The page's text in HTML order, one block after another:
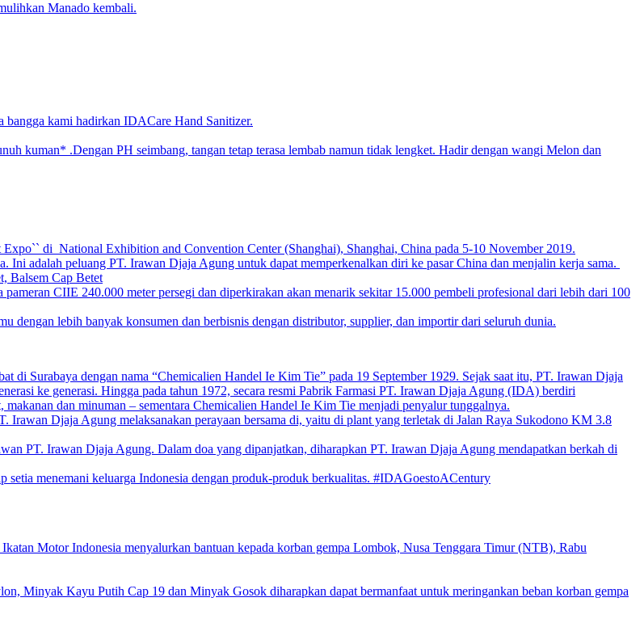
Manado kembali.
bangga kami hadirkan IDACare Hand Sanitizer.
kuman* .Dengan PH seimbang, tangan tetap terasa lembab namun tidak lengket. Hadir dengan wangi Melon dan
di National Exhibition and Convention Center (Shanghai), Shanghai, China pada 5-10 November 2019.
adalah peluang PT. Irawan Djaja Agung untuk dapat memperkenalkan diri ke pasar China dan menjalin kerja sama.
Balsem Cap Betet
CIIE 240.000 meter persegi dan diperkirakan akan menarik sekitar 15.000 pembeli profesional dari lebih dari 100
dengan lebih banyak konsumen dan berbisnis dengan distributor, supplier, dan importir dari seluruh dunia.
Surabaya dengan nama “Chemicalien Handel Ie Kim Tie” pada 19 September 1929. Sejak saat itu, PT. Irawan Djaja
ke generasi. Hingga pada tahun 1972, secara resmi Pabrik Farmasi PT. Irawan Djaja Agung (IDA) berdiri
dan minuman – sementara Chemicalien Handel Ie Kim Tie menjadi penyalur tunggalnya.
Djaja Agung melaksanakan perayaan bersama di, yaitu di plant yang terletak di Jalan Raya Sukodono KM 3.8
PT. Irawan Djaja Agung. Dalam doa yang dipanjatkan, diharapkan PT. Irawan Djaja Agung mendapatkan berkah di
setia menemani keluarga Indonesia dengan produk-produk berkualitas. #IDAGoestoACentury
Motor Indonesia menyalurkan bantuan kepada korban gempa Lombok, Nusa Tenggara Timur (NTB), Rabu
Minyak Kayu Putih Cap 19 dan Minyak Gosok diharapkan dapat bermanfaat untuk meringankan beban korban gempa